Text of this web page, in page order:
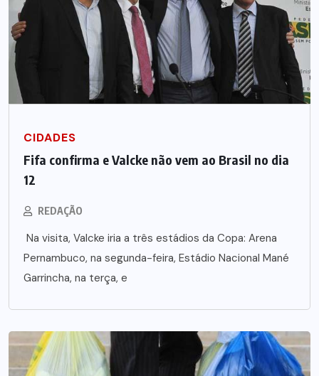
CIDADES
Fifa confirma e Valcke não vem ao Brasil no dia
12
REDAÇÃO
Na visita, Valcke iria a três estádios da Copa: Arena
Pernambuco, na segunda-feira, Estádio Nacional Mané
Garrincha, na terça, e